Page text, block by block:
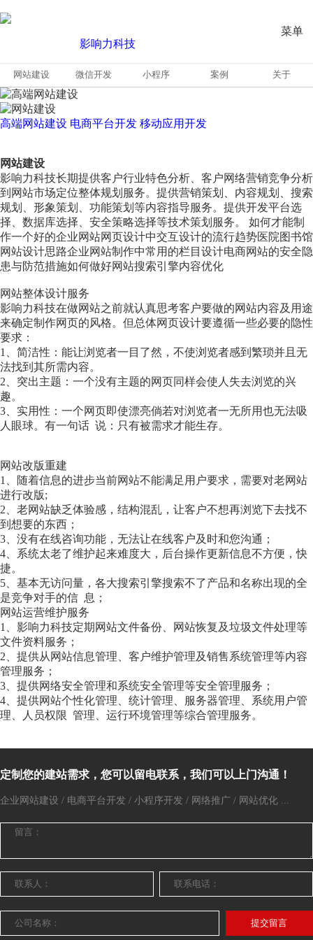
菜单
网站建设 微信开发 小程序 案例 关于
高端网站建设 电商平台开发 移动应用开发
网站建设
影响力科技长期提供客户行业特色分析、客户网络营销竞争分析
到网站市场定位整体规划服务。提供营销策划、内容规划、搜索
规划、形象策划、功能策划等内容指导服务。提供开发平台选
择、数据库选择、安全策略选择等技术策划服务。 如何才能制
作一个好的企业网站网页设计中交互设计的流行趋势医院图书馆
网站设计思路企业网站制作中常用的栏目设计电商网站的安全隐
患与防范措施如何做好网站搜索引擎内容优化
网站整体设计服务
影响力科技在做网站之前就认真思考客户要做的网站内容及用途
来确定制作网页的风格。但总体网页设计要遵循一些必要的隐性
要求：
1、简洁性：能让浏览者一目了然，不使浏览者感到繁琐并且无
法找到其所需内容。
2、突出主题：一个没有主题的网页同样会使人失去浏览的兴
趣。
3、实用性：一个网页即使漂亮倘若对浏览者一无所用也无法吸
人眼球。有一句话 说：只有被需求才能生存。
网站改版重建
1、随着信息的进步当前网站不能满足用户要求，需要对老网站
进行改版;
2、老网站缺乏体验感，结构混乱，让客户不想再浏览下去找不
到想要的东西；
3、没有在线咨询功能，无法让在线客户及时和您沟通；
4、系统太老了维护起来难度大，后台操作更新信息不方便，快
捷。
5、基本无访问量，各大搜索引擎搜索不了产品和名称出现的全
是竞争对手的信 息；
网站运营维护服务
1、影响力科技定期网站文件备份、网站恢复及垃圾文件处理等
文件资料服务；
2、提供从网站信息管理、客户维护管理及销售系统管理等内容
管理服务；
3、提供网络安全管理和系统安全管理等安全管理服务；
4、提供网站个性化管理、统计管理、服务器管理、系统用户管
理、人员权限 管理、运行环境管理等综合管理服务。
定制您的建站需求，您可以留电联系，我们可以上门沟通！
企业网站建设 / 电商平台开发 / 小程序开发 / 网络推广 / 网站优化 ...
提交留言